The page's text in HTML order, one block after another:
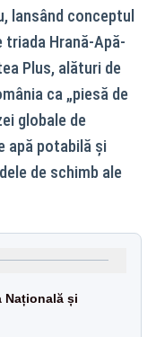
lansând conceptul
triada Hrană-Apă-
Plus, alături de
ca „piesă de
globale de
apă potabilă și
de schimb ale
Națională și